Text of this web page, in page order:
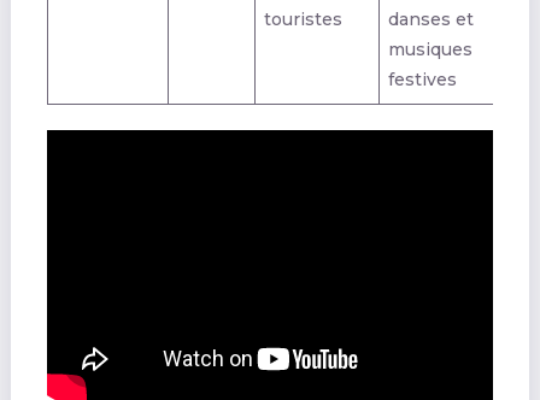
touristes
danses et
musiques
festives